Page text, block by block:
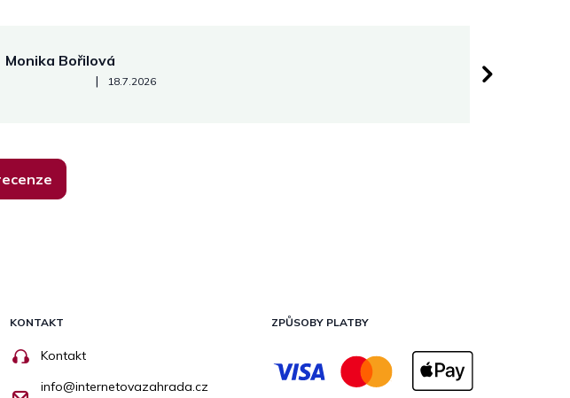
Monika Bořilová
Hodnocení obchodu je 5 z 5 hvězdiček.
| 18.7.2026
KONTAKT
Kontakt
info@internetovazahrada.cz
ZPŮSOBY PLATBY